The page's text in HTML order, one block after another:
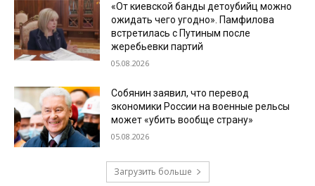
«От киевской банды детоубийц можно
ожидать чего угодно». Памфилова
встретилась с Путиным после
жеребьевки партий
05.08.2026
Собянин заявил, что перевод
экономики России на военные рельсы
может «убить вообще страну»
05.08.2026
Загрузить больше